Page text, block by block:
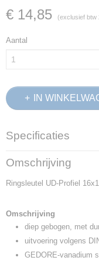
€ 14,85 (exclusief btw
Aantal
IN
Specificaties
Productcode
6017210
EAN code
Productcode leverancier
Omschrijving
Ringsleutel UD-Profiel
Omschrijving
diep gebogen, met
uitvoering volgens
GEDORE-vanadium